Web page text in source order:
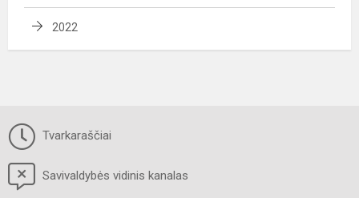
2022
Tvarkaraščiai
Savivaldybės vidinis kanalas